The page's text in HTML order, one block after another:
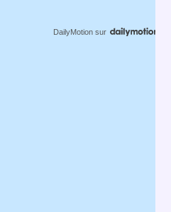
DailyMotion sur